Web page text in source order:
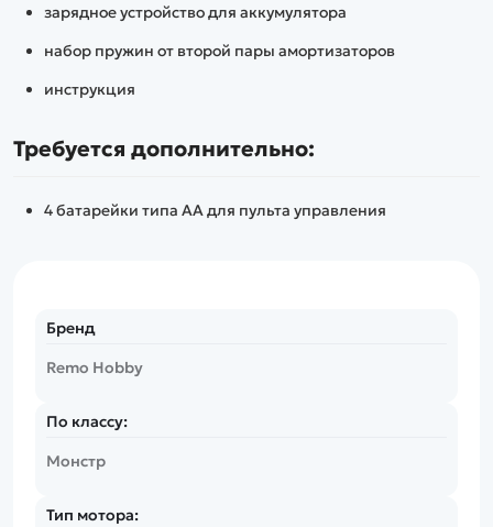
зарядное устройство для аккумулятора
набор пружин от второй пары амортизаторов
инструкция
Требуется дополнительно:
4 батарейки типа АА для пульта управления
Бренд
Remo Hobby
По классу:
Монстр
Тип мотора: